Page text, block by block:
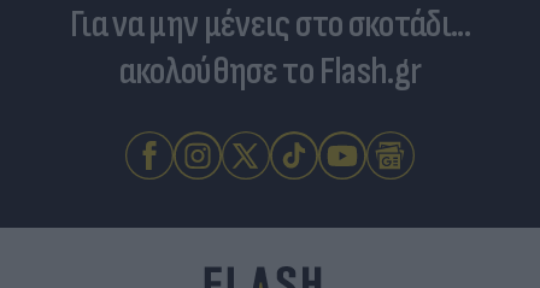
Για να μην μένεις στο σκοτάδι...
ακολούθησε το Flash.gr